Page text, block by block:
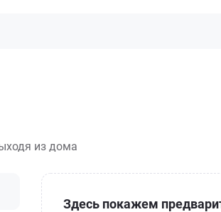
из дома
Здесь покажем